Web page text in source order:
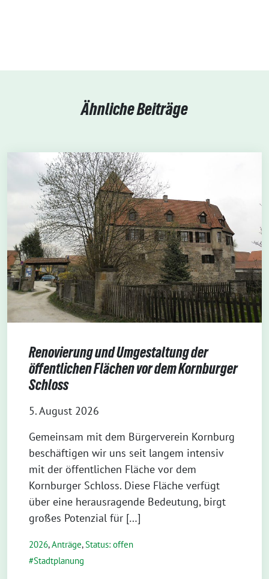
Ähnliche Beiträge
Renovierung und Umgestaltung der
öffentlichen Flächen vor dem Kornburger
Schloss
5. August 2026
Gemeinsam mit dem Bürgerverein Kornburg
beschäftigen wir uns seit langem intensiv
mit der öffentlichen Fläche vor dem
Kornburger Schloss. Diese Fläche verfügt
über eine herausragende Bedeutung, birgt
großes Potenzial für […]
2026,Anträge,Status: offen
Stadtplanung